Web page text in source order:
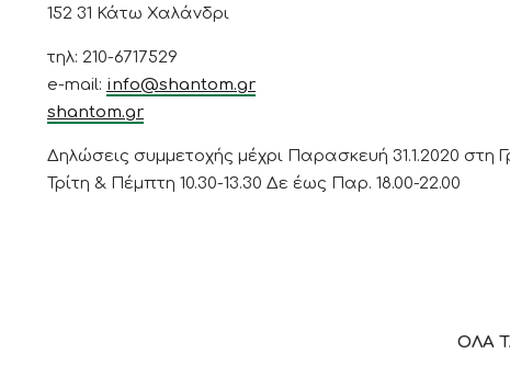
152 31 Κάτω Χαλάνδρι
τηλ: 210-6717529
e-mail: info@shantom.gr
shantom.gr
Δηλώσεις συμμετοχής μέχρι Παρασκευή 31.1.2020 στη
Τρίτη & Πέμπτη 10.30-13.30 Δε έως Παρ. 18.00-22.00
ΟΛΑ